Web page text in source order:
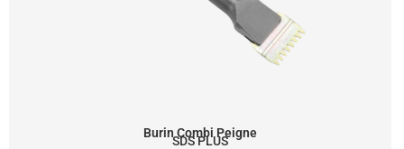
Burin Combi Peigne
SDS PLUS